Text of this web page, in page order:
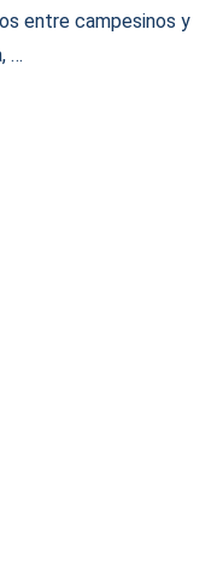
entre campesinos y
…